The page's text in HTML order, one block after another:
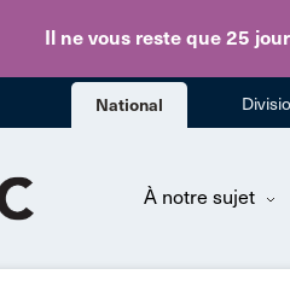
Il ne vous reste que 25
National
À notre sujet